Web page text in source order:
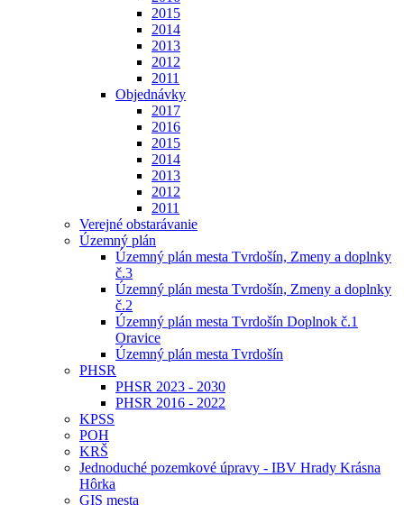
2015
2014
2013
2012
2011
Objednávky
2017
2016
2015
2014
2013
2012
2011
Verejné obstarávanie
Územný plán
Územný plán mesta Tvrdošín, Zmeny a doplnky
č.3
Územný plán mesta Tvrdošín, Zmeny a doplnky
č.2
Územný plán mesta Tvrdošín Doplnok č.1
Oravice
Územný plán mesta Tvrdošín
PHSR
PHSR 2023 - 2030
PHSR 2016 - 2022
KPSS
POH
KRŠ
Jednoduché pozemkové úpravy - IBV Hrady Krásna
Hôrka
GIS mesta